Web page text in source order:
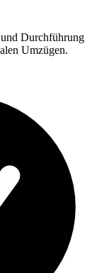
Durchführung
Umzügen.